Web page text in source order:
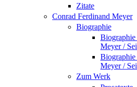
Zitate
Conrad Ferdinand Meyer
Biographie
Biographie
Meyer /
Biographie
Meyer /
Zum Werk